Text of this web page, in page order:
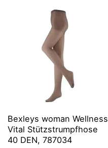
Bexleys woman Wellness
Vital Stützstrumpfhose
40 DEN, 787034